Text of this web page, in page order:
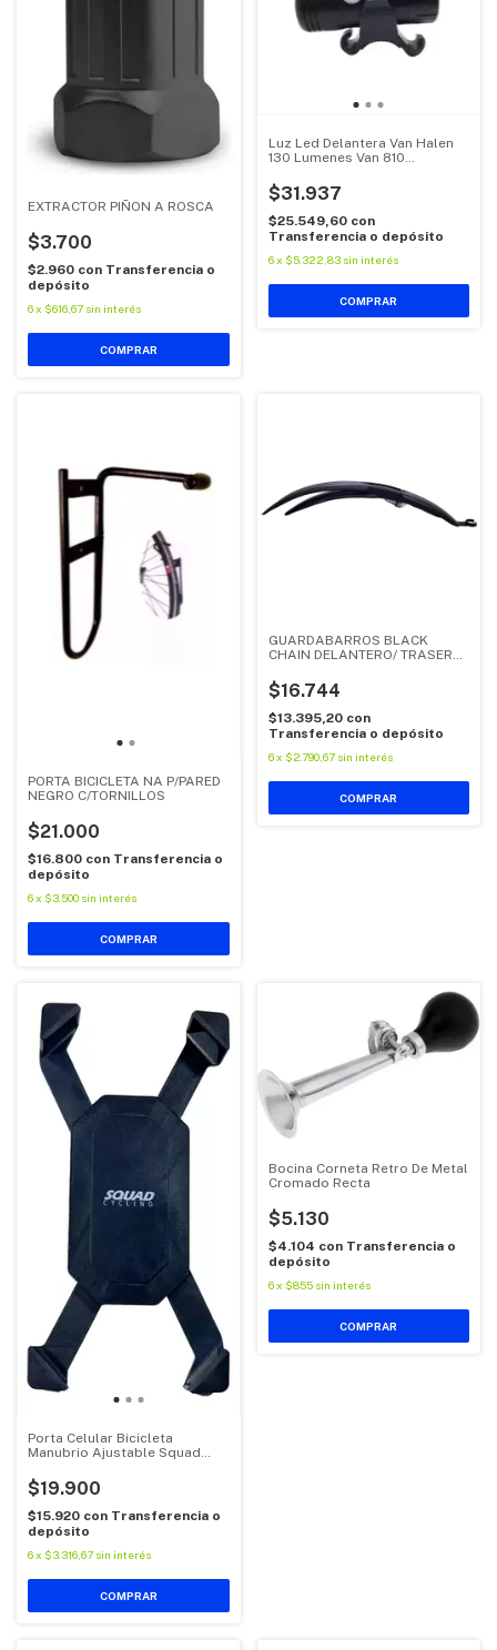
EXTRACTOR PIÑON A ROSCA
$3.700
$2.960 con Transferencia o
depósito
6x $616,67 sin interés
Luz Led Delantera Van Halen
130 Lumenes Van 810
$31.937
$25.549,60 con
Transferencia o depósito
6 x $5.322,83 sin interés
PORTA BICICLETA NA P/PARED
NEGRO C/TORNILLOS
$21.000
$16.800 con Transferencia o
depósito
6x $3.500 sin interés
GUARDABARROS BLACK
CHAIN DELANTERO/ TRASERO
$16.744
$13.395,20 con
Transferencia o depósito
6 x $2.790,67 sin interés
Porta Celular Bicicleta
Manubrio Ajustable Squad
$19.900
$15.920 con Transferencia o
depósito
6x $3.316,67 sin interés
Bocina Corneta Retro De Metal
Cromado Recta
$5.130
$4.104 con Transferencia o
depósito
6 x $855 sin interés